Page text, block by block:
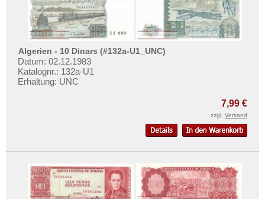
Algerien - 10 Dinars (#132a-U1_UNC)
Datum: 02.12.1983
Katalognr.: 132a-U1
Erhaltung: UNC
7,99 €
zzgl. Versand